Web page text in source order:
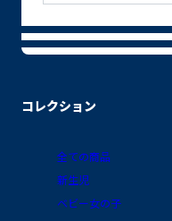
コレクション
全ての商品
新生児
ベビー女の子